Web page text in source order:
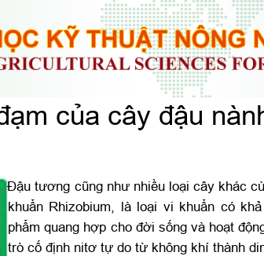
của cây đậu
Đậu tương cũng như nhiều loại cây khác
khuẩn Rhizobium, là loại vi khuẩn có
phẩm quang hợp cho đời sống và hoạt
trò cố định nitơ tự do từ không khí thành